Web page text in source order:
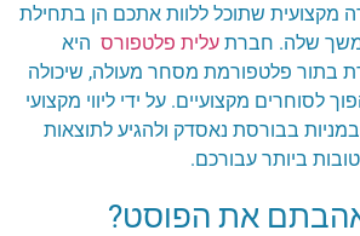
מקצועית שתוכל ללוות אתכם הן בתחילת
שלה. חברת עלית פלטפורס היא
בתור פלטפורמת מסחר מעולה, שיכולה
לסוחרים מקצועיים. על ידי ליווי מקצועי
בבורסת נאסדק ולהגיע לתוצאות
ביותר עבורכם.
את הפוסט?